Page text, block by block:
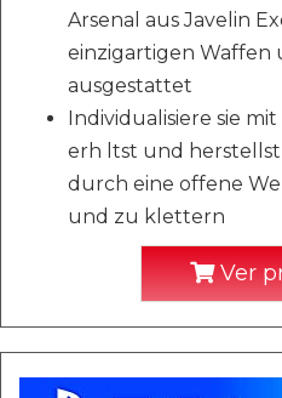
Arsenal aus Javelin
einzigartigen Waffen
ausgestattet
Individualisiere sie
erh ltst und
durch eine offene
und zu klettern
Ver